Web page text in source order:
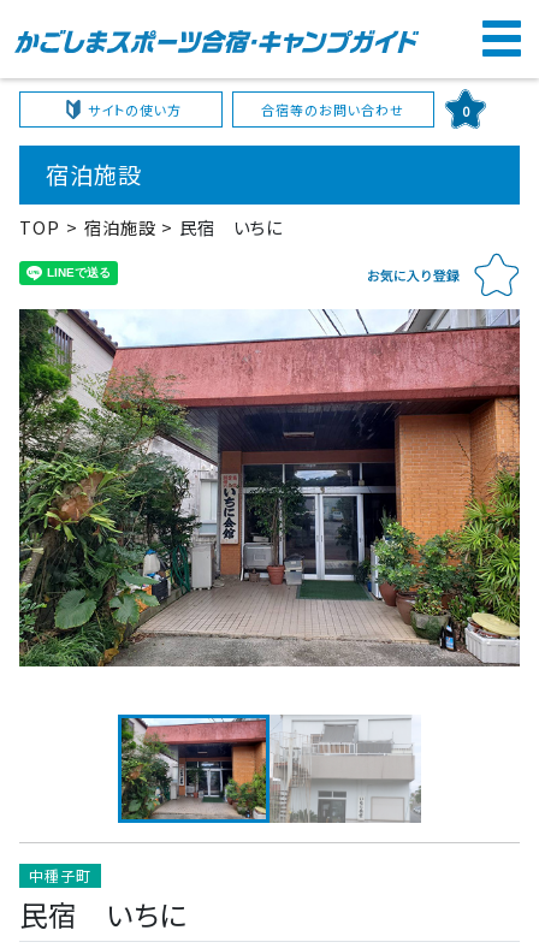
サイトの使い方 合宿等のお問い合わせ 0
宿泊施設
TOP 宿泊施設 民宿 いちに
中種子町
民宿 いちに